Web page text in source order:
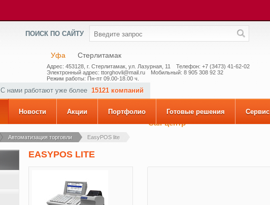
ПОИСК ПО САЙТУ
Уфа Стерлитамак
Адрес: 453128, г. Стерлитамак, ул. Лазурная, 11
Телефон: +7 (3473) 41-62-02
Электронный адрес: ttorghovli@mail.ru
Мобильный: 8 905 308 92 32
Режим работы: Пн-пт 09.00-18.00 ч.
Call-центр
С нами работают уже более 15121 компаний
Новости Акции Портфолио Готовые решения Сервис
Автоматизация торговли EasyPOS lite
EASYPOS LITE